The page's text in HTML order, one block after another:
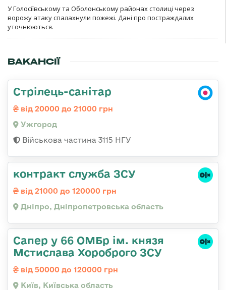
У Голосіївському та Оболонському районах столиці через
ворожу атаку спалахнули пожежі. Дані про постраждалих
уточнюються.
ВАКАНСІЇ
Стрілець-санітар
від 20000 до 21000 грн
Ужгород
Військова частина 3115 НГУ
контракт служба ЗСУ
від 21000 до 120000 грн
Дніпро, Дніпропетровська область
Сапер у 66 ОМБр ім. князя
Мстислава Хороброго ЗСУ
від 50000 до 120000 грн
Київ, Київська область